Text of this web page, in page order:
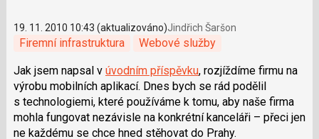
19. 11. 2010 10:43 (aktualizováno)Jindřich Šaršon
Firemní infrastruktura Webové služby
Jak jsem napsal v úvodním příspěvku, rozjíždíme firmu na
výrobu mobilních aplikací. Dnes bych se rád podělil
s technologiemi, které používáme k tomu, aby naše firma
mohla fungovat nezávisle na konkrétní kanceláři – přeci jen
ne každému se chce hned stěhovat do Prahy.